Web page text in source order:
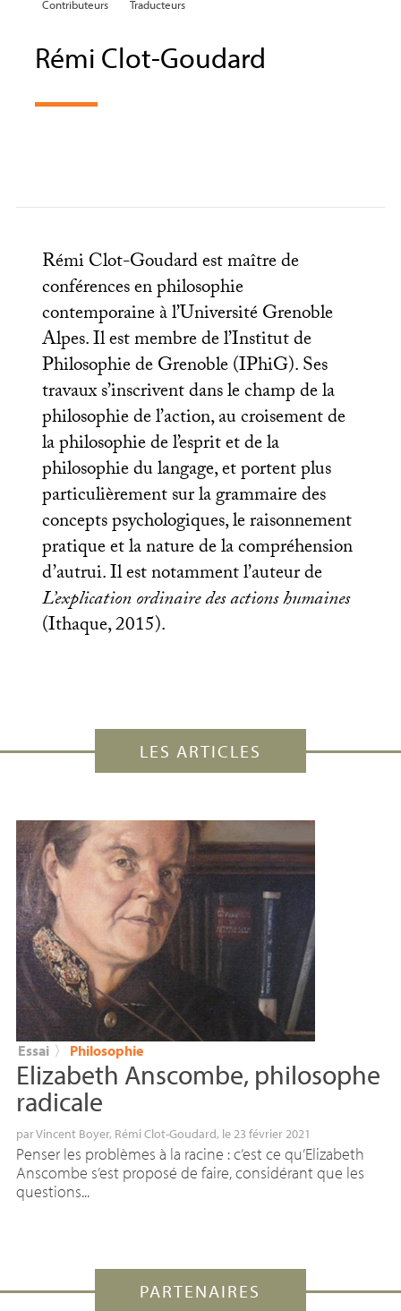
Contributeurs Traducteurs
Rémi Clot-Goudard
Rémi Clot-Goudard est maître de
conférences en philosophie
contemporaine à l’Université Grenoble
Alpes. Il est membre de l’Institut de
Philosophie de Grenoble (IPhiG). Ses
travaux s’inscrivent dans le champ de la
philosophie de l’action, au croisement de
la philosophie de l’esprit et de la
philosophie du langage, et portent plus
particulièrement sur la grammaire des
concepts psychologiques, le raisonnement
pratique et la nature de la compréhension
d’autrui. Il est notamment l’auteur de
L’explication ordinaire des actions humaines
(Ithaque, 2015).
LES ARTICLES
Essai 〉 Philosophie
Elizabeth Anscombe, philosophe
radicale
parVincent Boyer, Rémi Clot-Goudard, le 23 février 2021
Penser les problèmes à la racine : c’est ce qu’Elizabeth
Anscombe s’est proposé de faire, considérant que les
questions...
PARTENAIRES